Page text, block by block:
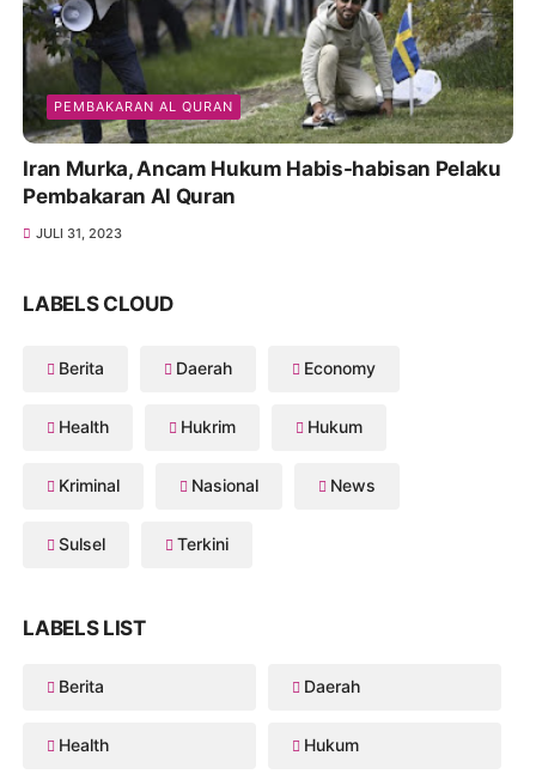
PEMBAKARAN AL QURAN
Iran Murka, Ancam Hukum Habis-habisan Pelaku
Pembakaran Al Quran
JULI 31, 2023
LABELS CLOUD
Berita Daerah Economy
Health Hukrim Hukum
Kriminal Nasional News
Sulsel Terkini
LABELS LIST
Berita Daerah
Health Hukum